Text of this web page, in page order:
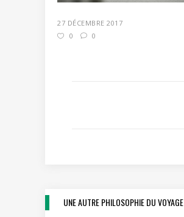
27 DÉCEMBRE 2017
0
0
UNE AUTRE PHILOSOPHIE DU VOYAGE